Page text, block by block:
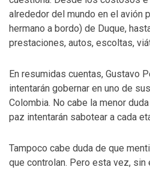
alrededor del mundo en el avión
hermano a bordo) de Duque,
prestaciones, autos, escoltas,
En resumidas cuentas, Gustavo
intentarán gobernar en uno de
Colombia. No cabe la menor
paz intentarán sabotear a cada
Tampoco cabe duda de que
que controlan. Pero esta vez,